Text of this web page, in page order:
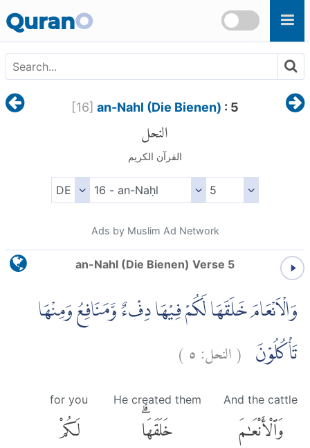
QuranO
[16] an-Nahl (Die Bienen) : 5
النحل
القرآن الكريم
Ads by Muslim Ad Network
an-Nahl (Die Bienen) Verse 5
وَالْاَنْعَامَ خَلَقَهَا لَكُمْ فِيْهَا دِفْءٌ وَّمَنَافِعُ وَمِنْهَا
تَأْكُلُوْنَ (النحل:٥)
And the cattle
وَٱلْأَنْعَٰمَ
He created them
خَلَقَهَاۗ
for you
لَكُمْ